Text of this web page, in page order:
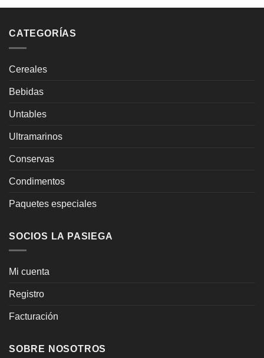
CATEGORÍAS
Cereales
Bebidas
Untables
Ultramarinos
Conservas
Condimentos
Paquetes especiales
SOCIOS LA PASIEGA
Mi cuenta
Registro
Facturación
SOBRE NOSOTROS